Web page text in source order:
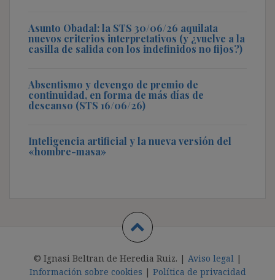
Asunto Obadal: la STS 30/06/26 aquilata
nuevos criterios interpretativos (y ¿vuelve a la
casilla de salida con los indefinidos no fijos?)
Absentismo y devengo de premio de
continuidad, en forma de más días de
descanso (STS 16/06/26)
Inteligencia artificial y la nueva versión del
«hombre-masa»
© Ignasi Beltran de Heredia Ruiz. | Aviso legal |
Información sobre cookies | Política de privacidad